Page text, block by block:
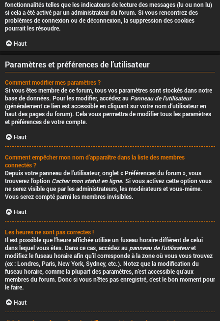
fonctionnalités telles que les indicateurs de lecture des messages (lu ou non lu)
si cela a été activé par un administrateur du forum. Si vous rencontrez des
problèmes de connexion ou de déconnexion, la suppression des cookies
pourrait les résoudre.
Haut
Paramètres et préférences de l’utilisateur
Comment modifier mes paramètres ?
Si vous êtes membre de ce forum, tous vos paramètres sont stockés dans notre
base de données. Pour les modifier, accédez au Panneau de l’utilisateur
(généralement ce lien est accessible en cliquant sur votre nom d’utilisateur en
haut des pages du forum). Cela vous permettra de modifier tous les paramètres
et préférences de votre compte.
Haut
Comment empêcher mon nom d’apparaître dans la liste des membres
connectés ?
Depuis votre panneau de l’utilisateur, onglet « Préférences du forum », vous
trouverez l’option Cacher mon statut en ligne. Si vous activez cette option vous
ne serez visible que par les administrateurs, les modérateurs et vous-même.
Vous serez compté parmi les membres invisibles.
Haut
Les heures ne sont pas correctes !
Il est possible que l’heure affichée utilise un fuseau horaire différent de celui
dans lequel vous êtes. Dans ce cas, accédez au panneau de l’utilisateuret
modifiez le fuseau horaire afin qu’il corresponde à la zone où vous vous trouvez
(ex : Londres, Paris, New York, Sydney, etc.). Notez que la modification du
fuseau horaire, comme la plupart des paramètres, n’est accessible qu’aux
membres du forum. Donc si vous n’êtes pas enregistré, c’est le bon moment pour
le faire.
Haut